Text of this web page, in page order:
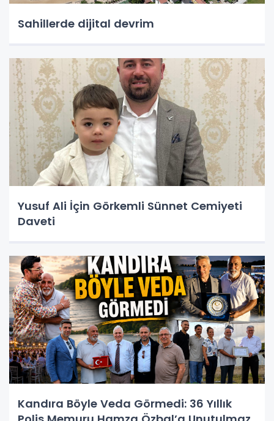
Sahillerde dijital devrim
Yusuf Ali İçin Görkemli Sünnet Cemiyeti
Daveti
Kandıra Böyle Veda Görmedi: 36 Yıllık